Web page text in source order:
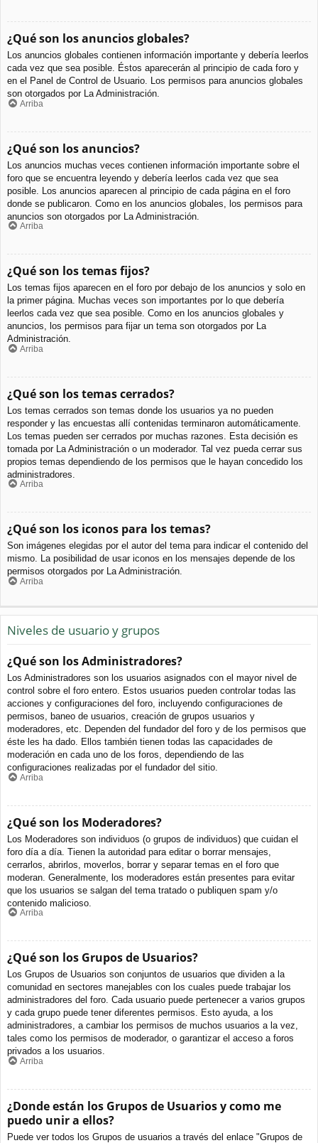
¿Qué son los anuncios globales?
Los anuncios globales contienen información importante y debería leerlos
cada vez que sea posible. Éstos aparecerán al principio de cada foro y
en el Panel de Control de Usuario. Los permisos para anuncios globales
son otorgados por La Administración.
Arriba
¿Qué son los anuncios?
Los anuncios muchas veces contienen información importante sobre el
foro que se encuentra leyendo y debería leerlos cada vez que sea
posible. Los anuncios aparecen al principio de cada página en el foro
donde se publicaron. Como en los anuncios globales, los permisos para
anuncios son otorgados por La Administración.
Arriba
¿Qué son los temas fijos?
Los temas fijos aparecen en el foro por debajo de los anuncios y solo en
la primer página. Muchas veces son importantes por lo que debería
leerlos cada vez que sea posible. Como en los anuncios globales y
anuncios, los permisos para fijar un tema son otorgados por La
Administración.
Arriba
¿Qué son los temas cerrados?
Los temas cerrados son temas donde los usuarios ya no pueden
responder y las encuestas allí contenidas terminaron automáticamente.
Los temas pueden ser cerrados por muchas razones. Esta decisión es
tomada por La Administración o un moderador. Tal vez pueda cerrar sus
propios temas dependiendo de los permisos que le hayan concedido los
administradores.
Arriba
¿Qué son los iconos para los temas?
Son imágenes elegidas por el autor del tema para indicar el contenido del
mismo. La posibilidad de usar iconos en los mensajes depende de los
permisos otorgados por La Administración.
Arriba
Niveles de usuario y grupos
¿Qué son los Administradores?
Los Administradores son los usuarios asignados con el mayor nivel de
control sobre el foro entero. Estos usuarios pueden controlar todas las
acciones y configuraciones del foro, incluyendo configuraciones de
permisos, baneo de usuarios, creación de grupos usuarios y
moderadores, etc. Dependen del fundador del foro y de los permisos que
éste les ha dado. Ellos también tienen todas las capacidades de
moderación en cada uno de los foros, dependiendo de las
configuraciones realizadas por el fundador del sitio.
Arriba
¿Qué son los Moderadores?
Los Moderadores son individuos (o grupos de individuos) que cuidan el
foro día a día. Tienen la autoridad para editar o borrar mensajes,
cerrarlos, abrirlos, moverlos, borrar y separar temas en el foro que
moderan. Generalmente, los moderadores están presentes para evitar
que los usuarios se salgan del tema tratado o publiquen spam y/o
contenido malicioso.
Arriba
¿Qué son los Grupos de Usuarios?
Los Grupos de Usuarios son conjuntos de usuarios que dividen a la
comunidad en sectores manejables con los cuales puede trabajar los
administradores del foro. Cada usuario puede pertenecer a varios grupos
y cada grupo puede tener diferentes permisos. Esto ayuda, a los
administradores, a cambiar los permisos de muchos usuarios a la vez,
tales como los permisos de moderador, o garantizar el acceso a foros
privados a los usuarios.
Arriba
¿Donde están los Grupos de Usuarios y como me
puedo unir a ellos?
Puede ver todos los Grupos de usuarios a través del enlace "Grupos de